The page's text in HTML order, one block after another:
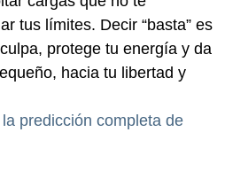
tus límites. Decir “basta” es
protege tu energía y da
hacia tu libertad y
predicción completa de